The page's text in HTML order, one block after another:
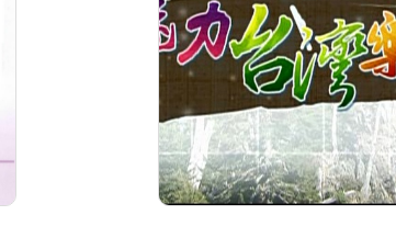
發音: 華語
發行: 2010-08
導演: 大麥影像傳播工作室